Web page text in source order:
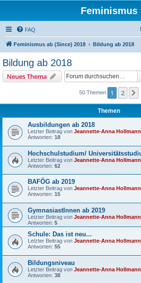
Feminismus
FAQ
Feminismus ab (Since) 2018 Bildung ab 2018
Bildung ab 2018
Neues Thema
50 Themen 1 2
Themen
Ausbildungen ab 2018
Letzter Beitrag von Jeannette-Anna Hollmann
Antworten: 18
Hochschulstudium/
Letzter Beitrag von Jeannette-Anna Hollmann
Antworten: 62
BAFÖG ab 2019
Letzter Beitrag von Jeannette-Anna Hollmann
Antworten: 15
GymnasiastInnen ab 2019
Letzter Beitrag von Jeannette-Anna Hollmann
Antworten: 5
Schule: Das ist neu...
Letzter Beitrag von Jeannette-Anna Hollmann
Antworten: 55
Bildungsniveau
Letzter Beitrag von Jeannette-Anna Hollmann
Antworten: 38